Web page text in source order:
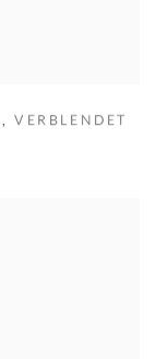
,VERBLENDET